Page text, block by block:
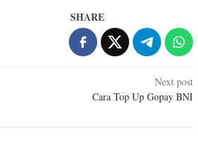
SHARE
Next post
Cara Top Up Gopay BNI